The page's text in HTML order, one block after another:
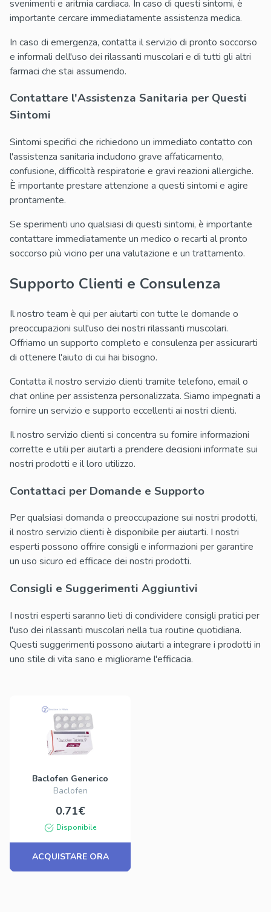
svenimenti e aritmia cardiaca. In caso di questi sintomi, è
importante cercare immediatamente assistenza medica.
In caso di emergenza, contatta il servizio di pronto soccorso
e informali dell'uso dei rilassanti muscolari e di tutti gli altri
farmaci che stai assumendo.
Contattare l'Assistenza Sanitaria per Questi
Sintomi
Sintomi specifici che richiedono un immediato contatto con
l'assistenza sanitaria includono grave affaticamento,
confusione, difficoltà respiratorie e gravi reazioni allergiche.
È importante prestare attenzione a questi sintomi e agire
prontamente.
Se sperimenti uno qualsiasi di questi sintomi, è importante
contattare immediatamente un medico o recarti al pronto
soccorso più vicino per una valutazione e un trattamento.
Supporto Clienti e Consulenza
Il nostro team è qui per aiutarti con tutte le domande o
preoccupazioni sull'uso dei nostri rilassanti muscolari.
Offriamo un supporto completo e consulenza per assicurarti
di ottenere l'aiuto di cui hai bisogno.
Contatta il nostro servizio clienti tramite telefono, email o
chat online per assistenza personalizzata. Siamo impegnati a
fornire un servizio e supporto eccellenti ai nostri clienti.
Il nostro servizio clienti si concentra su fornire informazioni
corrette e utili per aiutarti a prendere decisioni informate sui
nostri prodotti e il loro utilizzo.
Contattaci per Domande e Supporto
Per qualsiasi domanda o preoccupazione sui nostri prodotti,
il nostro servizio clienti è disponibile per aiutarti. I nostri
esperti possono offrire consigli e informazioni per garantire
un uso sicuro ed efficace dei nostri prodotti.
Consigli e Suggerimenti Aggiuntivi
I nostri esperti saranno lieti di condividere consigli pratici per
l'uso dei rilassanti muscolari nella tua routine quotidiana.
Questi suggerimenti possono aiutarti a integrare i prodotti in
uno stile di vita sano e migliorarne l'efficacia.
Baclofen Generico
Baclofen
0.71€
Disponibile
ACQUISTARE ORA